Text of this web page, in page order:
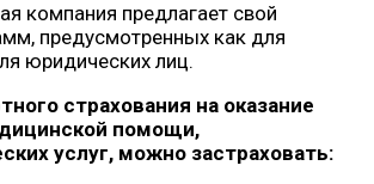
компания предлагает свой
предусмотренных как для
юридических лиц.
страхования на оказание
помощи,
услуг, можно застраховать: